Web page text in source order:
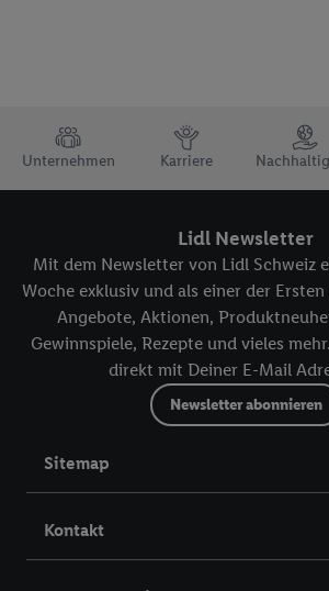
TRUSTBAR
Unternehmen Karriere
Lidl Newsletter
Mit dem Newsletter von Lidl Schweiz
Woche exklusiv und als einer der
Angebote, Aktionen,
Gewinnspiele, Rezepte und vieles
direkt mit Deiner E-Mail
Newsletter abonnieren
Sitemap
Kontakt